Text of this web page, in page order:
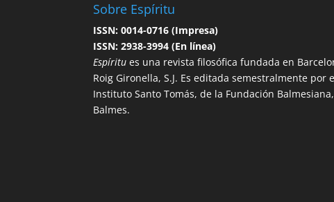
Sobre Espíritu
ISSN: 0014-0716 (Impresa)
ISSN: 2938-3994 (En línea)
Espíritu es una revista filosófica fundada en
Roig Gironella, S.J. Es editada semestralmente por
Instituto Santo Tomás, de la Fundación
Balmes.